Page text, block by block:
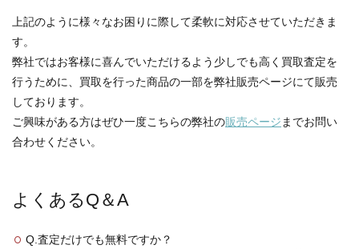
上記のように様々なお困りに際して柔軟に対応させていただきま
す。
弊社ではお客様に喜んでいただけるよう少しでも高く買取査定を
行うために、買取を行った商品の一部を弊社販売ページにて販売
しております。
ご興味がある方はぜひ一度こちらの弊社の販売ページ までお問い
合わせください。
よくあるQ＆A
Q.査定だけでも無料ですか？